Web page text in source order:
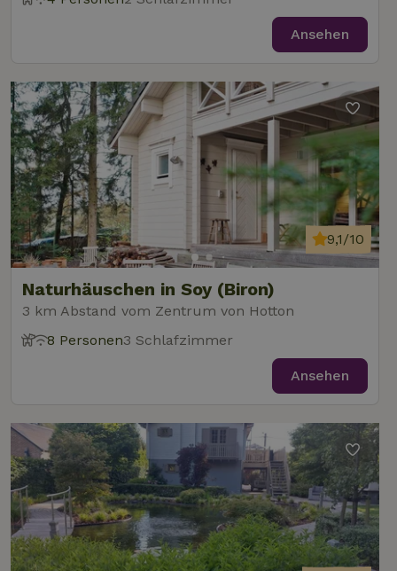
Ansehen
Naturhäuschen in Soy (Biron)
3 km Abstand vom Zentrum von Hotton
9,1/10
8 Personen3 Schlafzimmer
Ansehen